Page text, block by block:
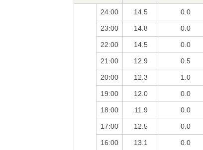
24:00 14.5 0.0
23:00 14.8 0.0
22:00 14.5 0.0
21:00 12.9 0.5
20:00 12.3 1.0
19:00 12.0 0.0
18:00 11.9 0.0
17:00 12.5 0.0
16:00 13.1 0.0